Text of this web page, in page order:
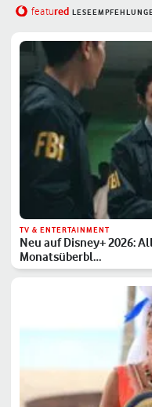
featured
TV & ENTERTAINMENT
Neu auf Disney+ 2026:
Monatsüberbl…